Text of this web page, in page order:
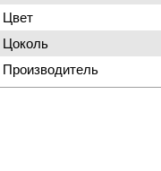
Цвет
Цоколь
Производитель